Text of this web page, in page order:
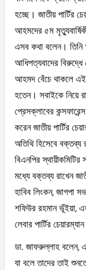
হচ্ছে। জাতীয় পার্টির
আহমদের ৫ম
এসব কথা বলেন।
আধিপত্যবাদের
আহমদ বেঁচে থাকলে এই
হতেন। সবাইকে নিয়ে
প্রেসক্লাবের
করেন জাতীয় পার্টির
অতিথি হিসেবে বক্তব্য
বিএনপির
মধ্যে বক্তব্য রাখেন
হাবিব লিংকন, জাগপা
শফিউর রহমান ভূঁইয়া,
লেবার পার্টির
ডা. জাফরুল্লাহ বলেন,
যা বলে তাদের তাই